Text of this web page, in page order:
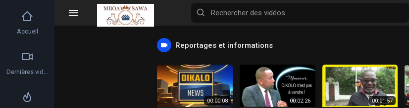
Reportages et informations
00:00:08 00:02:26 00:01:57
Accueil
Dernières vidéos